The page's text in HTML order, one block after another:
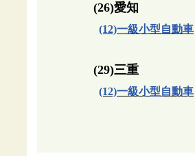
(26)愛知
(12)一級小型自動車
(29)三重
(12)一級小型自動車